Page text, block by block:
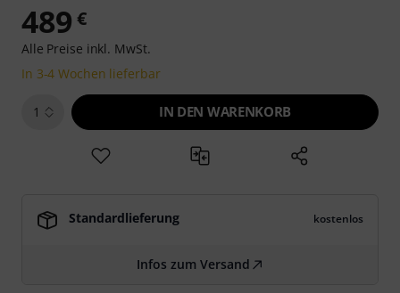
489 €
Alle Preise inkl. MwSt.
In 3-4 Wochen lieferbar
1 IN DEN WARENKORB
Standardlieferung kostenlos
Infos zum Versand